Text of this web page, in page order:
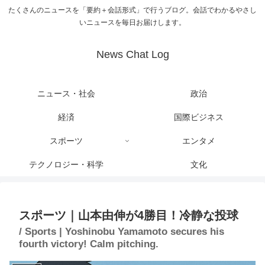
たくさんのニュースを「要約＋会話形式」で行うブログ。会話でわかるやさし
いニュースを毎日お届けします。
News Chat Log
ニュース・社会 政治
経済 国際ビジネス
スポーツ エンタメ
テクノロジー・科学 文化
スポーツ｜山本由伸が4勝目！冷静な投球
/ Sports | Yoshinobu Yamamoto secures his
fourth victory! Calm pitching.